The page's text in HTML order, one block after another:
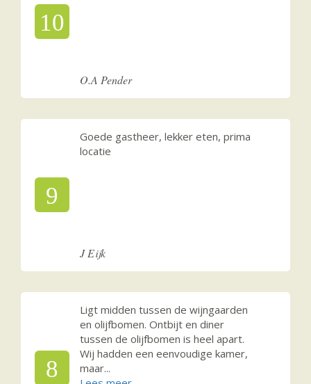
10
O.A Pender
9
Goede gastheer, lekker eten, prima
locatie
J Eijk
8
Ligt midden tussen de wijngaarden
en olijfbomen. Ontbijt en diner
tussen de olijfbomen is heel apart.
Wij hadden een eenvoudige kamer,
maar...